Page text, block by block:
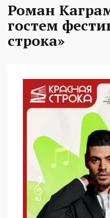
Роман
гостем
строка»